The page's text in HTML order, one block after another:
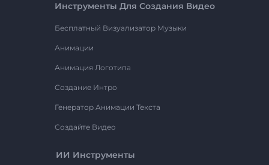
Инструменты Для Создания Видео
Бесплатный Визуализатор Музыки
Анимации
Анимация Логотипа
Создание Интро
Генератор Анимации Текста
Создайте Видео
ИИ Инструменты